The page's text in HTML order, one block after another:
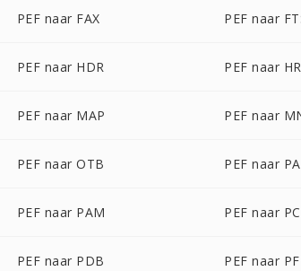
PEF naar FAX PEF naar
PEF naar HDR PEF naar
PEF naar MAP PEF naar
PEF naar OTB PEF naar
PEF naar PAM PEF naar
PEF naar PDB PEF naar